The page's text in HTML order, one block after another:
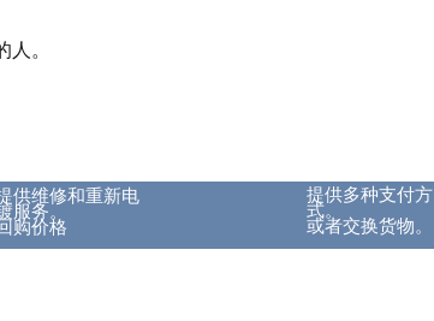
。
供维修和重新电
服务。
购价格
提供多种支付方
式。
或者交换货物。